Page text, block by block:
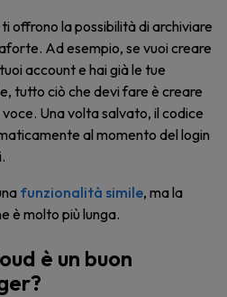
offrono la possibilità di archiviare
Ad esempio, se vuoi creare
account e hai già le tue
tutto ciò che devi fare è creare
Una volta salvato, il codice
al momento del login
funzionalità simile, ma la
è molto più lunga.
è un buon